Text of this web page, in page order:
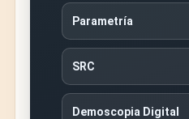
Parametría
SRC
Demoscopia Digital